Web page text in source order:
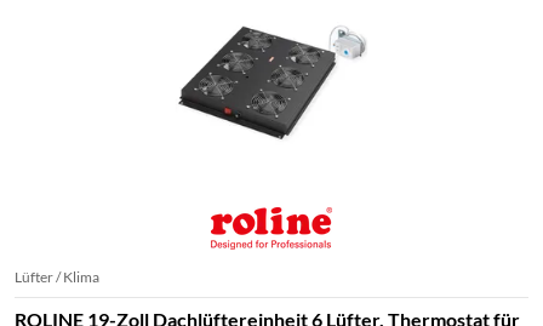
Lüfter / Klima
ROLINE 19-Zoll Dachlüftereinheit 6 Lüfter, Thermostat für